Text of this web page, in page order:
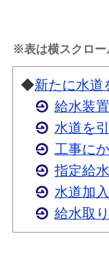
※表は横スクロー
◆新たに水道
給水装
水道を
工事に
指定給
水道加
給水取